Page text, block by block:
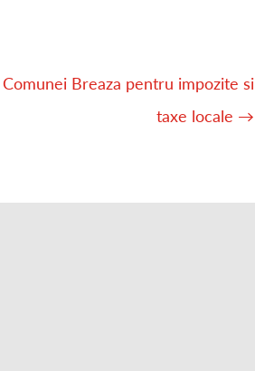
Breaza pentru impozite si
taxe locale →